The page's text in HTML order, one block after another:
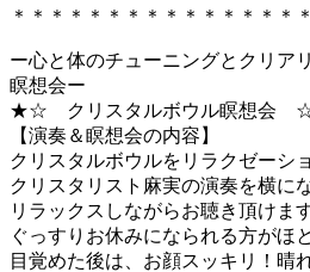
＊＊＊＊＊＊＊＊＊＊＊＊＊＊＊
ー心と体のチューニングとクリア
瞑想会ー
★☆ クリスタルボウル瞑想会
【演奏＆瞑想会の内容】
クリスタルボウルをリラクゼーシ
クリスタリスト麻実の演奏を横にな
リラックスしながらお聴き頂けます
ぐっすりお休みになられる方がほ
目覚めた後は、お顔スッキリ！晴